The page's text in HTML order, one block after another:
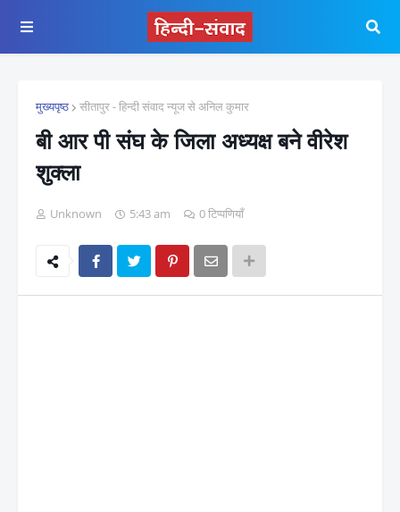
मुख्यपृष्ठ सीतापुर - हिन्दी संवाद न्यूज से अनिल कुमार
बी आर पी संघ के जिला अध्यक्ष बने वीरेश
शुक्ला
Unknown 5:43 am 0 टिप्पणियाँ